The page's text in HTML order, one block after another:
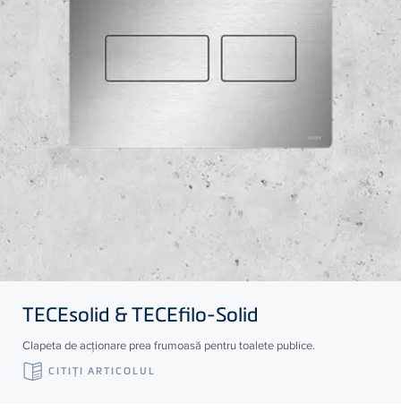
TECEsolid &TECEfilo-Solid
Clapeta de acționare prea frumoasă pentru toalete publice.
CITIŢI ARTICOLUL